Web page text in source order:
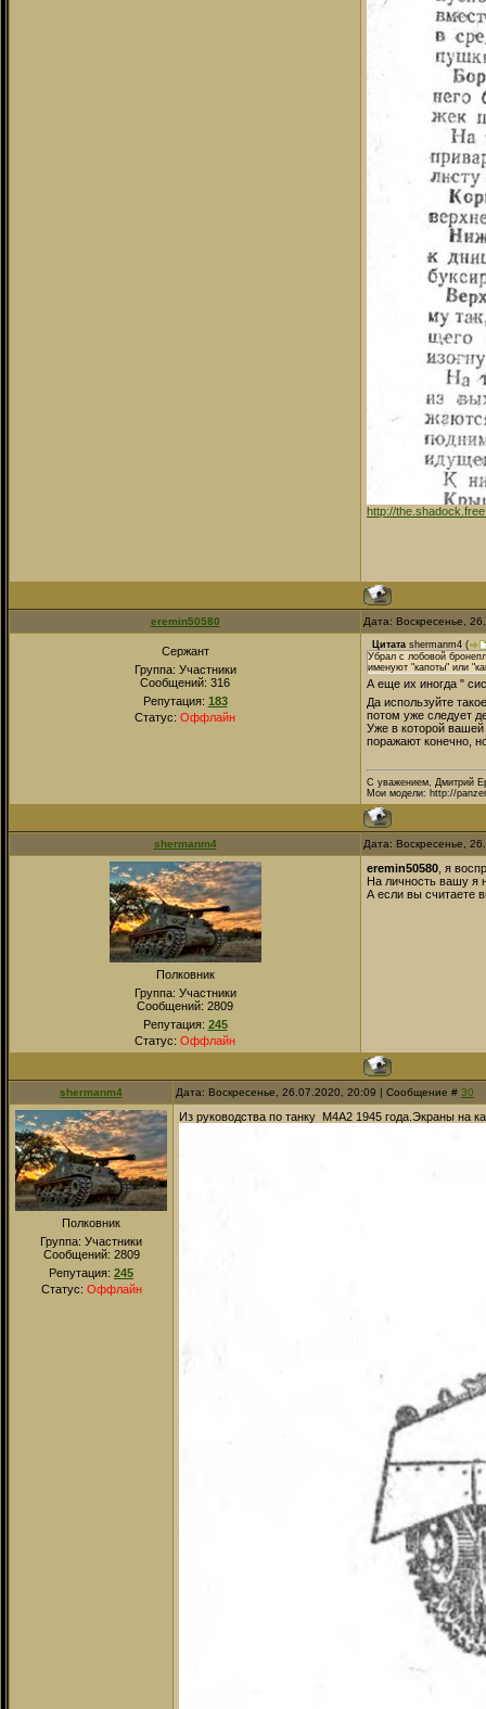
http://
eremin50580 Дата: Воскресенье,
Сержант
Группа: Участники
Сообщений: 316
Репутация: 183
Статус: Оффлайн
Цитата shermanm4 (
Убрал с лобовой
именуют "капоты" или
А еще их иногда "
Да используйте
потом уже следует
Уже в которой
поражают конечно,
С уважением, Дмитрий
Мои модели: http://
shermanm4 Дата: Воскресенье,
Полковник
Группа: Участники
Сообщений: 2809
Репутация: 245
Статус: Оффлайн
eremin50580 , я
На личность вашу я
А если вы считаете
shermanm4 Дата: Воскресенье, 26.07.2020, 20:09 | Сообщение # 30
Полковник
Группа: Участники
Сообщений: 2809
Репутация: 245
Статус: Оффлайн
Из руководства по танку М4А2 1945 года.Экраны на